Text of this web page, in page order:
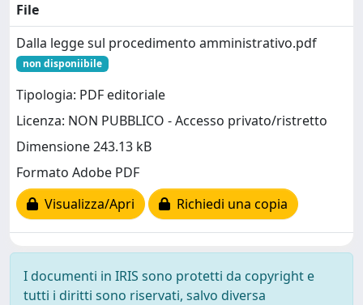
File
Dalla legge sul procedimento amministrativo.pdf
non disponiibile
Tipologia: PDF editoriale
Licenza: NON PUBBLICO - Accesso privato/ristretto
Dimensione 243.13 kB
Formato Adobe PDF
Visualizza/Apri
Richiedi una copia
I documenti in IRIS sono protetti da copyright e
tutti i diritti sono riservati, salvo diversa